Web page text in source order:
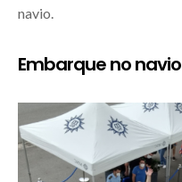
navio.
Embarque no navio